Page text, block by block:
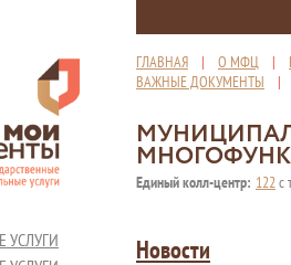
ГЛАВНАЯ | О МФЦ |
ВАЖНЫЕ ДОКУМЕНТЫ
Единый колл-центр: 122с
УСЛУГИ
Новости